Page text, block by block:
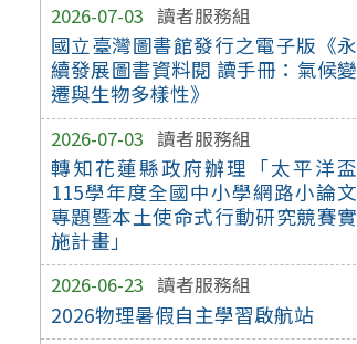
2026-07-03 讀者服務組
國立臺灣圖書館發行之電子版《永
續發展圖書資料閱 讀手冊：氣候變
遷與生物多樣性》
2026-07-03 讀者服務組
轉知花蓮縣政府辦理「太平洋盃
115學年度全國中小學網路小論文
專題暨本土使命式行動研究競賽實
施計畫」
2026-06-23 讀者服務組
2026物理暑假自主學習啟航站